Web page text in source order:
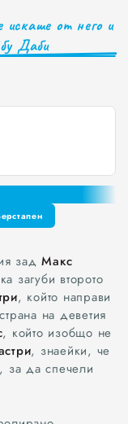
Краставиците са 95% вода. Предлагат ли някакви хранителни ползи?
искаше от него и
Даби
задМакс
загуби второто
, който направи
на деветия
, който изобщо не
, знаейки, че
за да спечели